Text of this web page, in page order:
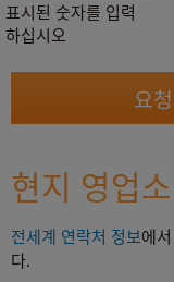
표시된 숫자를 입력
하십시오
현지 영업
전세계 연락처 정보에
다.